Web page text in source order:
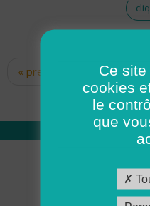
Pages
« premier ‹
14
Qui
Ce
cookies
le
que